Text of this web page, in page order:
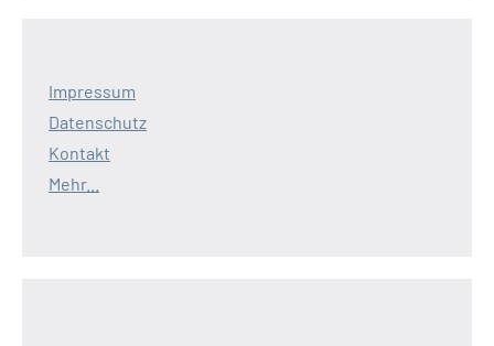
Impressum
Datenschutz
Kontakt
Mehr...